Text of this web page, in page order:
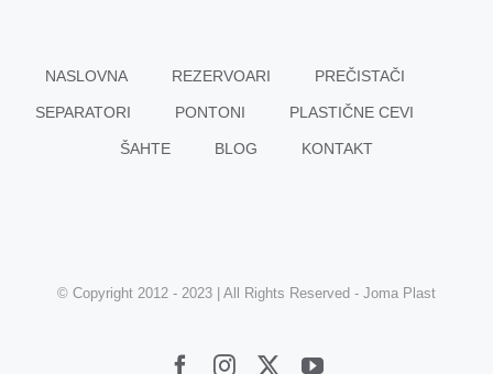
NASLOVNA REZERVOARI PREČISTAČI
SEPARATORI PONTONI PLASTIČNE CEVI
ŠAHTE BLOG KONTAKT
© Copyright 2012 - 2023 | All Rights Reserved - Joma Plast
Facebook
Instagram
TwitterYouTube